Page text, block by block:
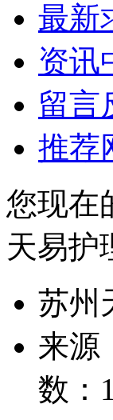
最新
资讯
留言
推荐
您现在
天易护
苏州
来源
数：